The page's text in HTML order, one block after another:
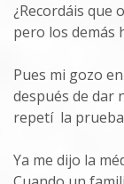
¿Recordáis que
pero los demás
Pues mi gozo
después de dar
repetí la
Ya me dijo la